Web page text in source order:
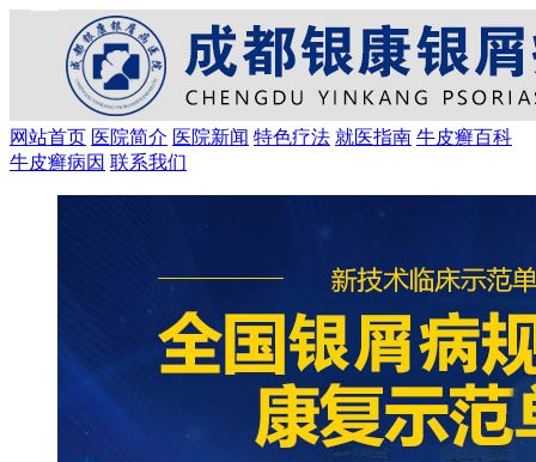
网站首页 医院简介 医院新闻 特色疗法 就医指南 牛皮癣百科
牛皮癣病因 联系我们